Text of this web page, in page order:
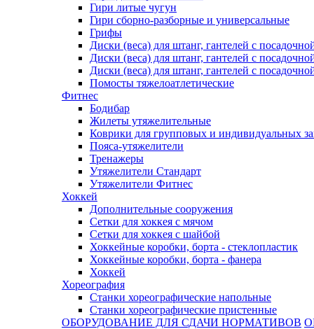
Гири литые чугун
Гири сборно-разборные и универсальные
Грифы
Диски (веса) для штанг, гантелей с
Диски (веса) для штанг, гантелей с
Диски (веса) для штанг, гантелей с
Помосты тяжелоатлетические
Фитнес
Бодибар
Жилеты утяжелительные
Коврики для групповых и индивидуальных
Пояса-утяжелители
Тренажеры
Утяжелители Стандарт
Утяжелители Фитнес
Хоккей
Дополнительные сооружения
Сетки для хоккея с мячом
Сетки для хоккея с шайбой
Хоккейные коробки, борта - стеклопластик
Хоккейные коробки, борта - фанера
Хоккей
Хореография
Станки хореографические напольные
Станки хореографические пристенные
ОБОРУДОВАНИЕ ДЛЯ СДАЧИ НОРМАТИВОВ